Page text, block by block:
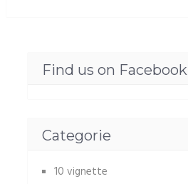
Find us on Facebook
Categorie
10 vignette